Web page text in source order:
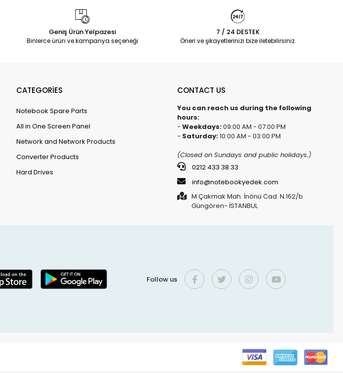
Geniş Ürün Yelpazesi
Binlerce ürün ve kampanya seçeneği
7 / 24 DESTEK
Öneri ve şikayetlerinizi bize iletebilirsiniz.
CATEGORİES
Notebook Spare Parts
All in One Screen Panel
Network and Network Products
Converter Products
Hard Drives
CONTACT US
You can reach us during the following
hours:
- Weekdays:09:00 AM - 07:00 PM
- Saturday:10:00 AM - 03:00 PM
(Closed on Sundays and public holidays.)
0212 433 38 33
info@notebookyedek.com
M.Çakmak Mah. İnönü Cad. N.162/b
Güngören- İSTANBUL
Follow us